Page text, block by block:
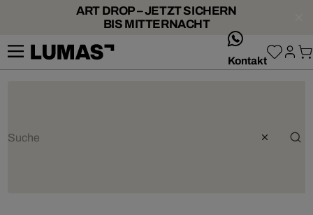
ART DROP – JETZT SICHERN
BIS MITTERNACHT
Kontakt